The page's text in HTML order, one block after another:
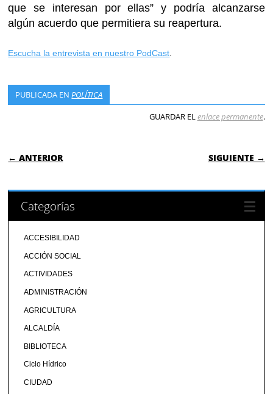
que se interesan por ellas” y podría alcanzarse
algún acuerdo que permitiera su reapertura.
Escucha la entrevista en nuestro PodCast
PUBLICADA ENPOLÍTICA
GUARDAR ELenlace permanente.
NAVEGACIÓN DE ENTRADAS
← ANTERIOR SIGUIENTE →
Categorías
ACCESIBILIDAD
ACCIÓN SOCIAL
ACTIVIDADES
ADMINISTRACIÓN
AGRICULTURA
ALCALDÍA
BIBLIOTECA
Ciclo Hídrico
CIUDAD